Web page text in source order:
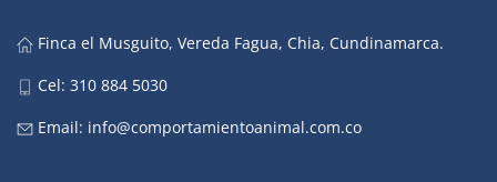
Finca el Musguito, Vereda Fagua, Chia, Cundinamarca.
Cel: 310 884 5030
Email: info@comportamientoanimal.com.co